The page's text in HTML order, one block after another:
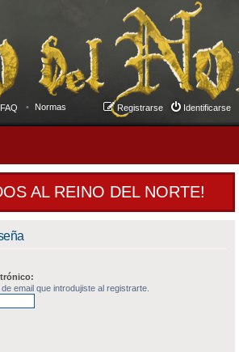
FAQ Normas Identificarse
Registrarse
AL REINO DEL NORTE!
email que introdujiste al registrarte.